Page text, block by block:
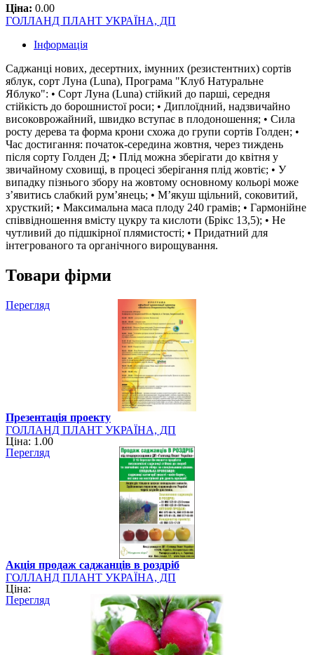
Ціна: 0.00
ГОЛЛАНД ПЛАНТ УКРАЇНА, ДП
Інформація
Саджанці нових, десертних, імунних (резистентних) сортів
яблук, сорт Луна (Luna), Програма "Клуб Натуральне
Яблуко": • Сорт Луна (Luna) cтійкий до парші, середня
стійкість до борошнистої роси; • Диплоїдний, надзвичайно
високоврожайний, швидко вступає в плодоношення; • Сила
росту дерева та форма крони схожа до групи сортів Голден; •
Час достигання: початок-середина жовтня, через тиждень
після сорту Голден Д; • Плід можна зберігати до квітня у
звичайному сховищі, в процесі зберігання плід жовтіє; • У
випадку пізнього збору на жовтому основному кольорі може
з’явитись слабкий рум’янець; • М’якуш щільний, соковитий,
хрусткий; • Максимальна маса плоду 240 грамів; • Гармонійне
співвідношення вмісту цукру та кислоти (Брікс 13,5); • Не
чутливий до підшкірної плямистості; • Придатний для
інтегрованого та органічного вирощування.
Товари фірми
Перегляд
Презентацiя проекту
ГОЛЛАНД ПЛАНТ УКРАЇНА, ДП
Ціна: 1.00
Перегляд
Акція продаж саджанців в роздріб
ГОЛЛАНД ПЛАНТ УКРАЇНА, ДП
Ціна:
Перегляд